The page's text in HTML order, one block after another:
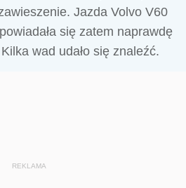
Jazda Volvo V60
się zatem naprawdę
wad udało się znaleźć.
REKLAMA